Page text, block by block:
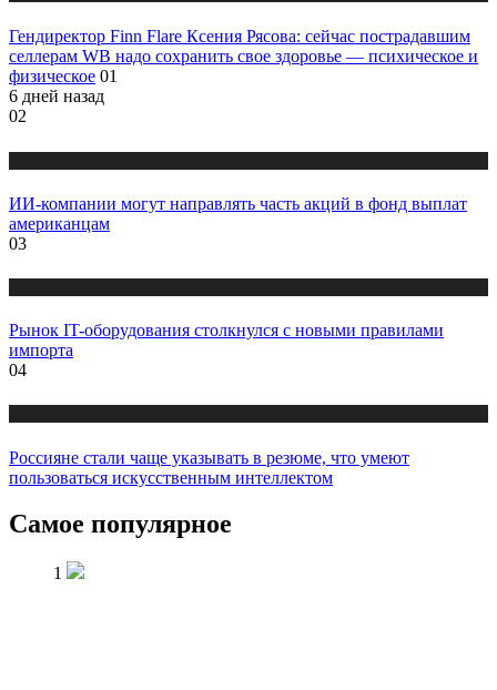
Гендиректор Finn Flare Ксения Рясова: сейчас пострадавшим
селлерам WB надо сохранить свое здоровье — психическое и
физическое 01
6 дней назад
02
ИИ-компании могут направлять часть акций в фонд выплат
американцам
03
Рынок IT-оборудования столкнулся с новыми правилами
импорта
04
Россияне стали чаще указывать в резюме, что умеют
пользоваться искусственным интеллектом
Самое популярное
1